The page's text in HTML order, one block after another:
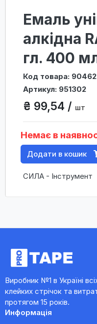
Емаль
алкідна
гл. 400
Код товара:
Артикул: 951302
₴ 99,54 / шт
Немає в
Додати в кошик
СИЛА - Інструмент
Виробник №1 в Україні
клейких стрічок та
протягом 15 років.
Информація